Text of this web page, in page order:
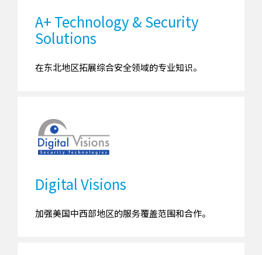
A+ Technology & Security
Solutions
在东北地区拓展综合安全领域的专业知识。
Digital Visions
加强美国中西部地区的服务覆盖范围和合作。